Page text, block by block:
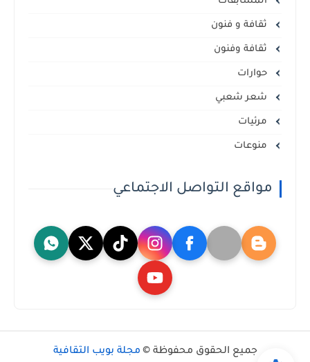
ثقافة و فنون
ثقافة وفنون
حوارات
شعر شعبي
مرئيات
منوعات
مواقع التواصل الاجتماعي
جميع الحقوق محفوظة © مجلة بويب الثقافية